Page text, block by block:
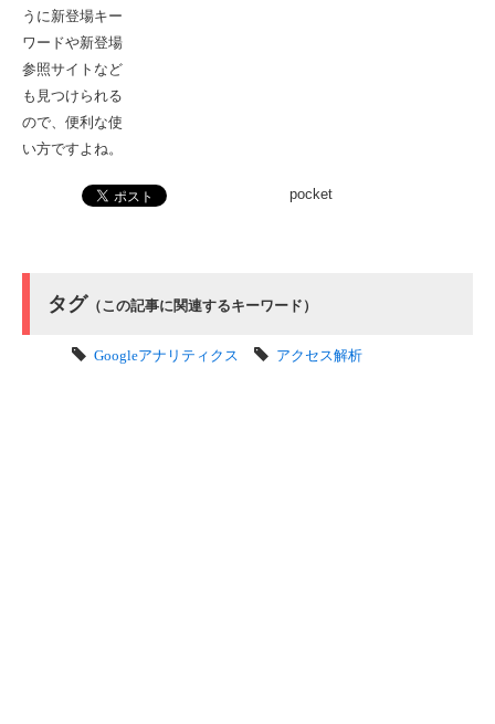
うに新登場キー
ワードや新登場
参照サイトなど
も見つけられる
ので、便利な使
い方ですよね。
pocket
タグ （この記事に関連するキーワード）
Googleアナリティクス アクセス解析